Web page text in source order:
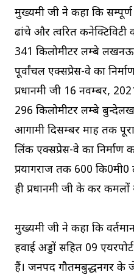
मुख्यमंत्री जी ने कहा कि
ढांचे और त्वरित कनेक्टिविटी
341 किलोमीटर लम्बे
पूर्वांचल एक्सप्रेस-वे का
प्रधानमंत्री जी 16 नवम्बर,
296 किलोमीटर लम्बे
आगामी दिसम्बर माह तक
लिंक एक्सप्रेस-वे का निर्माण
प्रयागराज तक 600 कि0मी0
ही प्रधानमंत्री जी के कर
मुख्यमंत्री जी ने कहा कि
हवाई अड्डों सहित 09
हैं। जनपद गौतमबुद्धनगर के